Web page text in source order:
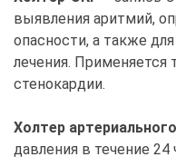
выявления аритмий,
опасности, а также
лечения. Применяется
стенокардии.
Холтер
давления в течение